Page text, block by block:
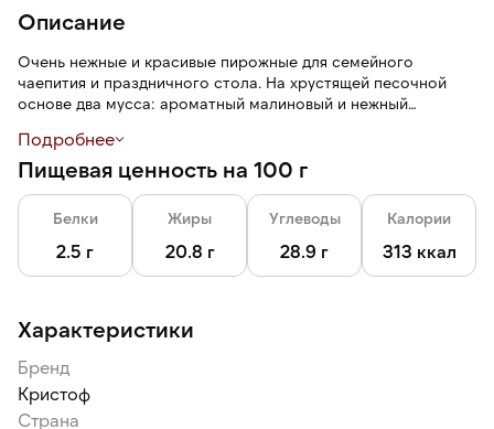
Описание
Очень нежные и красивые пирожные для семейного
чаепития и праздничного стола. На хрустящей песочной
основе два мусса: ароматный малиновый и нежный
конфитюра. В упаковке 12 пирожных.
Подробнее
Пищевая ценность на 100 г
Белки
2.5 г
Жиры
20.8 г
Углеводы
28.9 г
Калории
313 ккал
Характеристики
Бренд
Кристоф
Страна